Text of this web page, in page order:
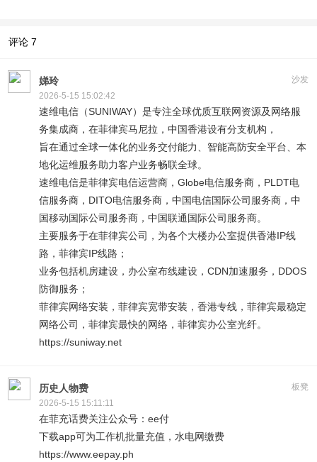
评论 7
沙发
娣玲
2026-5-15 15:02:42
速维电信（SUNIWAY）是专注全球优质互联网资源及网络服
务集成商，在菲律宾马尼拉，中国香港设有分支机构，
旨在通过全球一体化的业务交付能力、智能高防安全平台、本
地化运维服务助力客户业务畅联全球。
速维电信是菲律宾电信运营商，Globe电信服务商，PLDT电
信服务商，DITO电信服务商，中国电信国际公司服务商，中
国移动国际公司服务商，中国联通国际公司服务商。
主要服务于在菲律宾公司，为各个大楼办公室提供香港IP线
路，菲律宾IP线路；
业务包括机房建设，办公室布线建设，CDN加速服务，DDOS
防御服务；
菲律宾网络安装，菲律宾宽带安装，香港专线，菲律宾最稳定
网络公司，菲律宾最快的网络，菲律宾办公室光纤。
https://suniway.net
板凳
历史人物费
2026-5-15 15:11:11
在菲充话费关注公众号：ee付
下载app可为工作机批量充值，水电网缴费
https://www.eepay.ph